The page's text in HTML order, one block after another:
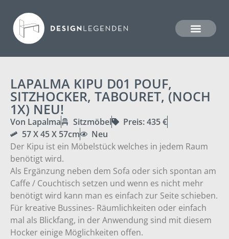
LAPALMA KIPU D01 POUF,
SITZHOCKER, TABOURET, (NOCH
1X) NEU!
Von Lapalma Sitzmöbel
Preis: 435 €
57 X 45 X 57cm
Neu
Der Kipu ist ein Möbelstück welches in jedem Raum
benötigt wird.
Als Ergänzung neben dem Sofa oder sich spontan am
Caffe / Couchtisch setzen und wenn es nicht mehr
benötigt wird kann man es einfach zur Seite schieben.
Für kreative Bussines- Räumlichkeiten oder einfach
mal als Blickfang, in der Anwendung sind mit diesem
Hocker einige Möglichkeiten offen.